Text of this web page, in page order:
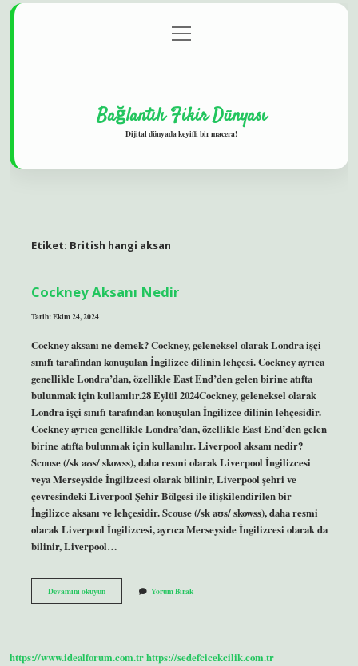
Gizlilik Politikası
menüyü
aç
Bağlantılı Fikir Dünyası
Dijital dünyada keyifli bir macera!
Etiket: British hangi aksan
Cockney Aksanı Nedir
Tarih: Ekim 24, 2024
Cockney aksanı ne demek? Cockney, geleneksel olarak Londra işçi
sınıfı tarafından konuşulan İngilizce dilinin lehçesi. Cockney ayrıca
genellikle Londra’dan, özellikle East End’den gelen birine atıfta
bulunmak için kullanılır.28 Eylül 2024Cockney, geleneksel olarak
Londra işçi sınıfı tarafından konuşulan İngilizce dilinin lehçesidir.
Cockney ayrıca genellikle Londra’dan, özellikle East End’den gelen
birine atıfta bulunmak için kullanılır. Liverpool aksanı nedir?
Scouse (/sk aʊs/ skowss), daha resmi olarak Liverpool İngilizcesi
veya Merseyside İngilizcesi olarak bilinir, Liverpool şehri ve
çevresindeki Liverpool Şehir Bölgesi ile ilişkilendirilen bir
İngilizce aksanı ve lehçesidir. Scouse (/sk aʊs/ skowss), daha resmi
olarak Liverpool İngilizcesi, ayrıca Merseyside İngilizcesi olarak da
bilinir, Liverpool…
Devamını okuyunCockney
Aksanı
Yorum Bırak
https://www.idealforum.com.trhttps://sedefcicekcilik.com.tr